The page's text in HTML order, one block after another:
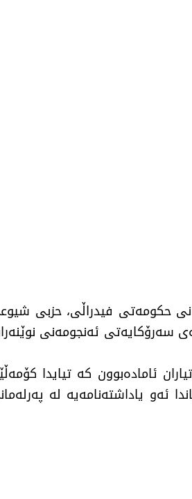
حكومەتی فیدراڵی، حزبی
سەرۆكایەتی ئەنجومەنی
ئامادەبوون كە تیایدا
ئەو یاداشتەنامەیە لە